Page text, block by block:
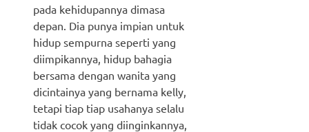
pada kehidupannya dimasa
depan. Dia punya impian untuk
hidup sempurna seperti yang
diimpikannya, hidup bahagia
bersama dengan wanita yang
dicintainya yang bernama kelly,
tetapi tiap tiap usahanya selalu
tidak cocok yang diinginkannya,